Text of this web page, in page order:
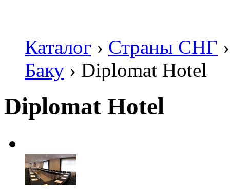
Каталог › Страны СНГ ›
Баку › Diplomat Hotel
Diplomat Hotel